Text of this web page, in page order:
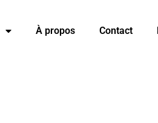
À propos Contact